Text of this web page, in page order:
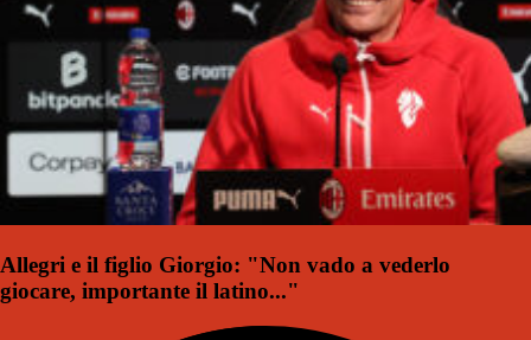
Allegri e il figlio Giorgio: "Non vado a vederlo
giocare, importante il latino..."